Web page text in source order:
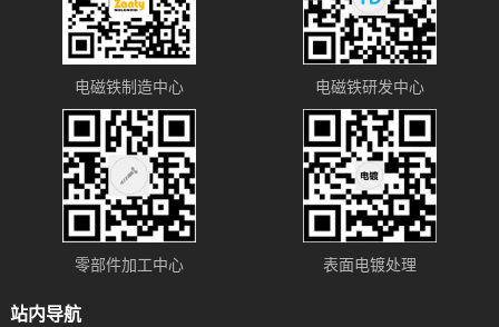
电磁铁制造中心 电磁铁研发中心
零部件加工中心 表面电镀处理
站内导航